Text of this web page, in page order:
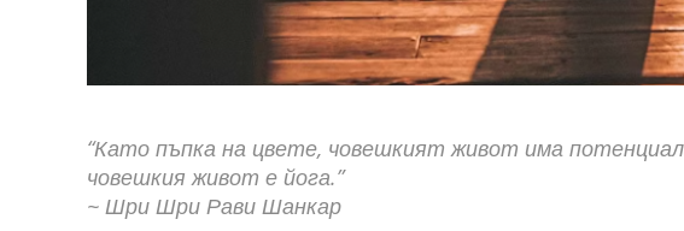
“Като пъпка на цвете, човешкият живот има
човешкия живот е йога.”
~ Шри Шри Рави Шанкар